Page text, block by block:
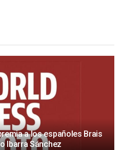
a los españoles Brais
Ibarra Sánchez